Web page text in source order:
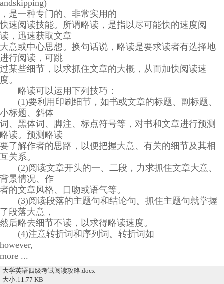
andskipping)
，是一种专门的、非常实用的
快速阅读技能。所谓略读，是指以尽可能快的速度阅
读，迅速获取文章
大意或中心思想。换句话说，略读是要求读者有选择地
进行阅读，可跳
过某些细节，以求抓住文章的大概，从而加快阅读速
度。
略读可以运用下列技巧：
(1)要利用印刷细节，如书或文章的标题、副标题、
小标题、斜体
词、黑体词、脚注、标点符号等，对书和文章进行预测
略读。预测略读
要了解作者的思路，以便把握大意、有关的细节及其相
互关系。
(2)阅读文章开头的一、二段，力求抓住文章大意、
背景情况、作
者的文章风格、口吻或语气等。
(3)阅读段落的主题句和结论句。抓住主题句就掌握
了段落大意，
然后略去细节不读，以求得略读速度。
(4)注意转折词和序列词。转折词如
however,
more ...
大学英语四级考试阅读攻略.docx
大小:11.77 KB